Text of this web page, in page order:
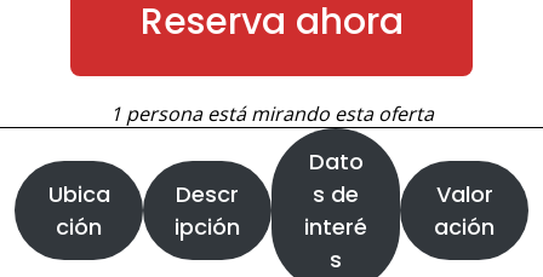
Reserva ahora
1 persona está mirando esta oferta
Ubica
ción
Descr
ipción
Dato
s de
interé
s
Valor
ación